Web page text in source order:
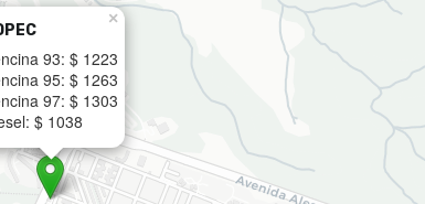
93: $ 1223
95: $ 1263
97: $ 1303
$ 1038
×